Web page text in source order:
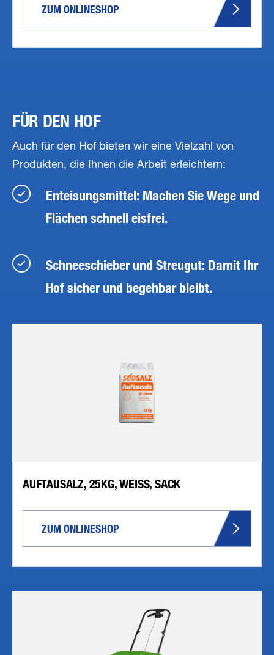
ZUM ONLINESHOP
FÜR DEN HOF
Auch für den Hof bieten wir eine Vielzahl von
Produkten, die Ihnen die Arbeit erleichtern:
Enteisungsmittel: Machen Sie Wege und
Flächen schnell eisfrei.
Schneeschieber und Streugut: Damit Ihr
Hof sicher und begehbar bleibt.
AUFTAUSALZ, 25KG, WEISS, SACK
ZUM ONLINESHOP